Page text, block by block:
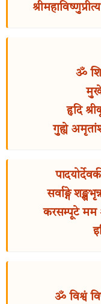
ॐ
मुखे
हृदि
गुह्ये
सर्वाङ्गे
करसम्पूटे मम
ॐ विश्वं